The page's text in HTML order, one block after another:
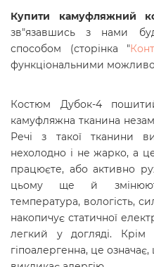
Купити камуфляжний
зв"язавшись з нами
способом (сторінка "
функціональними
Костюм Дубок-4
камуфляжна тканина
Речі з такої тканини
нехолодно і не жарко, а
працюєте, або активно
цьому ще й
температура, вологість,
накопичує статичної
легкий у догляді. Крім
гіпоалергенна, це